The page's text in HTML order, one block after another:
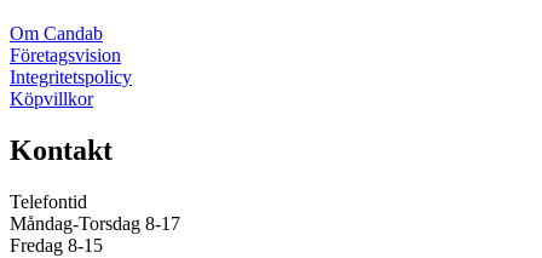
Om Candab
Företagsvision
Integritetspolicy
Köpvillkor
Kontakt
Telefontid
Måndag-Torsdag 8-17
Fredag 8-15